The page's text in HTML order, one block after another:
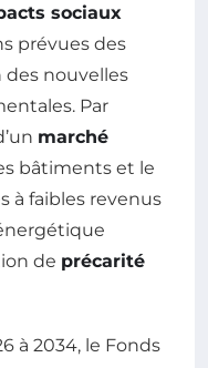
sociaux
prévues des
nouvelles
Par
marché
bâtiments et le
à faibles revenus
de précarité
à 2034, le Fonds